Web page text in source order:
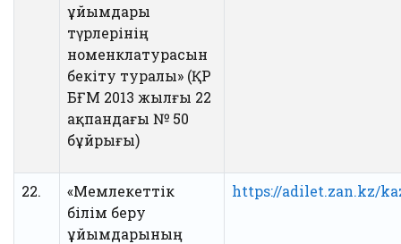
ұйымдары
түрлерінің
номенклатурасын
бекіту туралы» (ҚР
БҒМ 2013 жылғы 22
ақпандағы № 50
бұйрығы)
22.
«Мемлекеттік
білім беру
ұйымдарының
https://adilet.zan.kz/